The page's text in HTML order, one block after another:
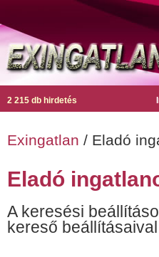
2 215 db hirdetés
Exingatlan / Eladó
Eladó
A keresési
kereső